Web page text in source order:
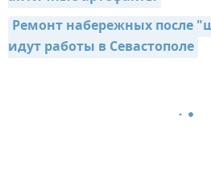
Ремонт набережных после
идут работы в Севастополе